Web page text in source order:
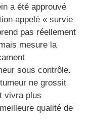
a été approuvé
appelé « survie
pas réellement
mesure la
sous contrôle.
ne grossit
vivra plus
qualité de